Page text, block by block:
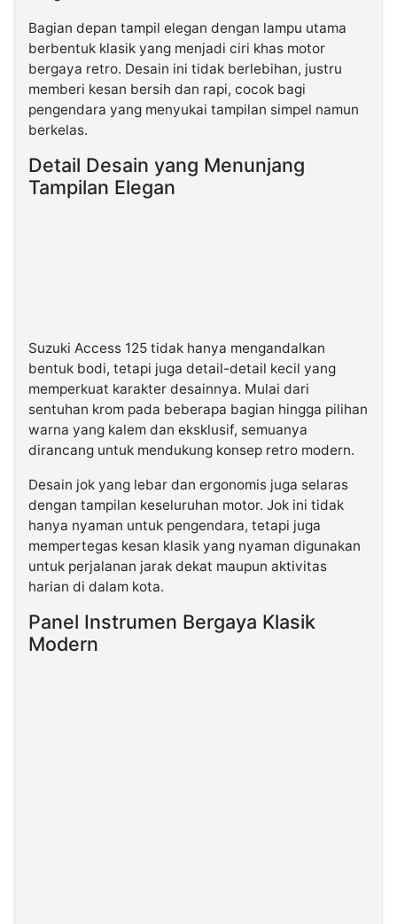
Bagian depan tampil elegan dengan lampu utama
berbentuk klasik yang menjadi ciri khas motor
bergaya retro. Desain ini tidak berlebihan, justru
memberi kesan bersih dan rapi, cocok bagi
pengendara yang menyukai tampilan simpel namun
berkelas.
Detail Desain yang Menunjang
Tampilan Elegan
Suzuki Access 125 tidak hanya mengandalkan
bentuk bodi, tetapi juga detail-detail kecil yang
memperkuat karakter desainnya. Mulai dari
sentuhan krom pada beberapa bagian hingga pilihan
warna yang kalem dan eksklusif, semuanya
dirancang untuk mendukung konsep retro modern.
Desain jok yang lebar dan ergonomis juga selaras
dengan tampilan keseluruhan motor. Jok ini tidak
hanya nyaman untuk pengendara, tetapi juga
mempertegas kesan klasik yang nyaman digunakan
untuk perjalanan jarak dekat maupun aktivitas
harian di dalam kota.
Panel Instrumen Bergaya Klasik
Modern